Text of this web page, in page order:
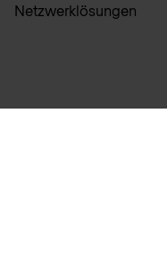
Netzwerklösungen